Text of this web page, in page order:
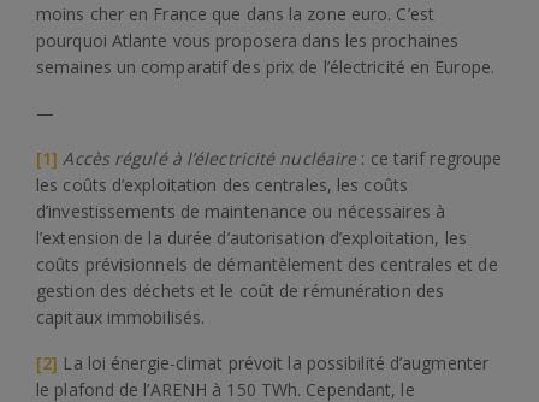
moins cher en France que dans la zone euro. C’est
pourquoi Atlante vous proposera dans les prochaines
semaines un comparatif des prix de l’électricité en Europe.
—
[1] Accès régulé à l’électricité nucléaire : ce tarif regroupe
les coûts d’exploitation des centrales, les coûts
d’investissements de maintenance ou nécessaires à
l’extension de la durée d’autorisation d’exploitation, les
coûts prévisionnels de démantèlement des centrales et de
gestion des déchets et le coût de rémunération des
capitaux immobilisés.
[2] La loi énergie-climat prévoit la possibilité d’augmenter
le plafond de l’ARENH à 150 TWh. Cependant, le